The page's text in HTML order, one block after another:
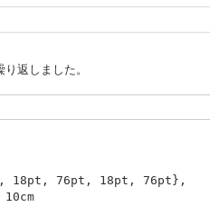
返しました。
76pt, 18pt, 76pt},